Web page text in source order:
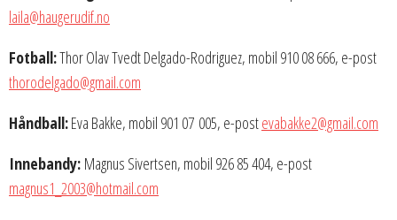
laila@haugerudif.no
Fotball:Thor Olav Tvedt Delgado-Rodriguez, mobil 910 08 666, e-post
thorodelgado@gmail.com
Håndball:Eva Bakke, mobil 901 07 005, e-postevabakke2@gmail.com
Innebandy: Magnus Sivertsen, mobil 926 85 404, e-post
magnus1_2003@hotmail.com